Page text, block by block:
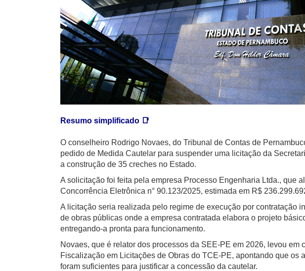
Resumo simplificado 📑
O conselheiro Rodrigo Novaes, do Tribunal de Contas de
pedido de Medida Cautelar para suspender uma licitação da
a construção de 35 creches no Estado.
A solicitação foi feita pela empresa Processo Engenharia Ltda., que
Concorrência Eletrônica n° 90.123/2025, estimada em R$
A licitação seria realizada pelo regime de execução por contratação
de obras públicas onde a empresa contratada elabora o projeto
entregando-a pronta para funcionamento.
Novaes, que é relator dos processos da SEE-PE em 2026, levou em
Fiscalização em Licitações de Obras do TCE-PE, apontando que os
foram suficientes para justificar a concessão da cautelar.